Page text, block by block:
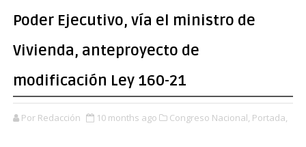
Poder Ejecutivo, vía el ministro de
Vivienda, anteproyecto de
modificación Ley 160-21
Por Redacción 10 months ago Congreso Nacional, Portada,